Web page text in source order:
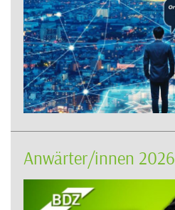
Anwärter/innen 2026